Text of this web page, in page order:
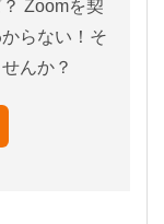
Zoomを契
らない！そ
んか？